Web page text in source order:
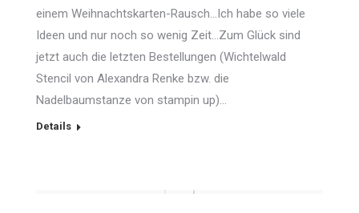
einem Weihnachtskarten-Rausch…Ich habe so viele
Ideen und nur noch so wenig Zeit…Zum Glück sind
jetzt auch die letzten Bestellungen (Wichtelwald
Stencil von Alexandra Renke bzw. die
Nadelbaumstanze von stampin up)…
Details